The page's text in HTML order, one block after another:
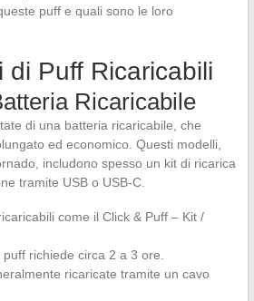
puff e quali sono le loro
di Puff Ricaricabili
Ricaricabile
di una batteria ricaricabile, che
ed economico. Questi modelli,
includono spesso un kit di ricarica
tramite USB o USB-C.
come il Click & Puff – Kit /
richiede circa 2 a 3 ore.
ricaricate tramite un cavo